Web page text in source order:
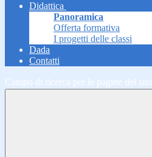
Didattica
Panoramica
Offerta formativa
I progetti delle classi
Dada
Contatti
Campo di ricerca per le pagine del sito